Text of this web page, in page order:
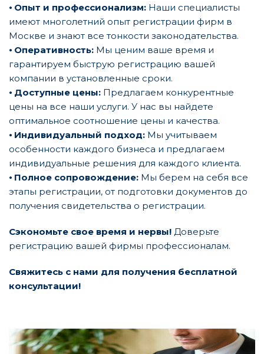
⦁ Опыт и профессионализм: Наши специалисты
имеют многолетний опыт регистрации фирм в
Москве и знают все тонкости законодательства.
⦁ Оперативность: Мы ценим ваше время и
гарантируем быструю регистрацию вашей
компании в установленные сроки.
⦁ Доступные цены: Предлагаем конкурентные
цены на все наши услуги. У нас вы найдете
оптимальное соотношение цены и качества.
⦁ Индивидуальный подход: Мы учитываем
особенности каждого бизнеса и предлагаем
индивидуальные решения для каждого клиента.
⦁ Полное сопровождение: Мы берем на себя все
этапы регистрации, от подготовки документов до
получения свидетельства о регистрации.
Сэкономьте свое время и нервы! Доверьте
регистрацию вашей фирмы профессионалам.
Свяжитесь с нами для получения бесплатной
консультации!